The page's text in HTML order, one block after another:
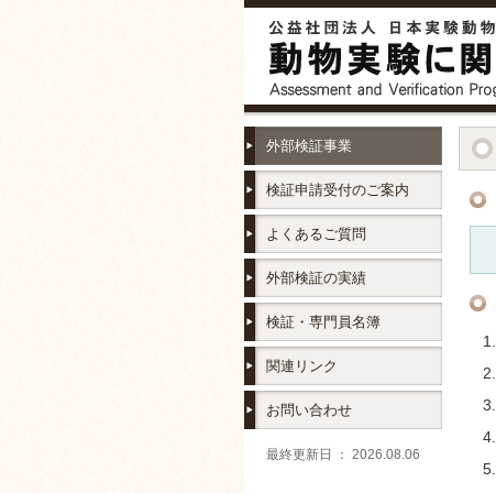
外部検証事業
検証申請受付のご案内
よくあるご質問
外部検証の実績
検証・専門員名簿
関連リンク
お問い合わせ
最終更新日 ： 2026.08.06